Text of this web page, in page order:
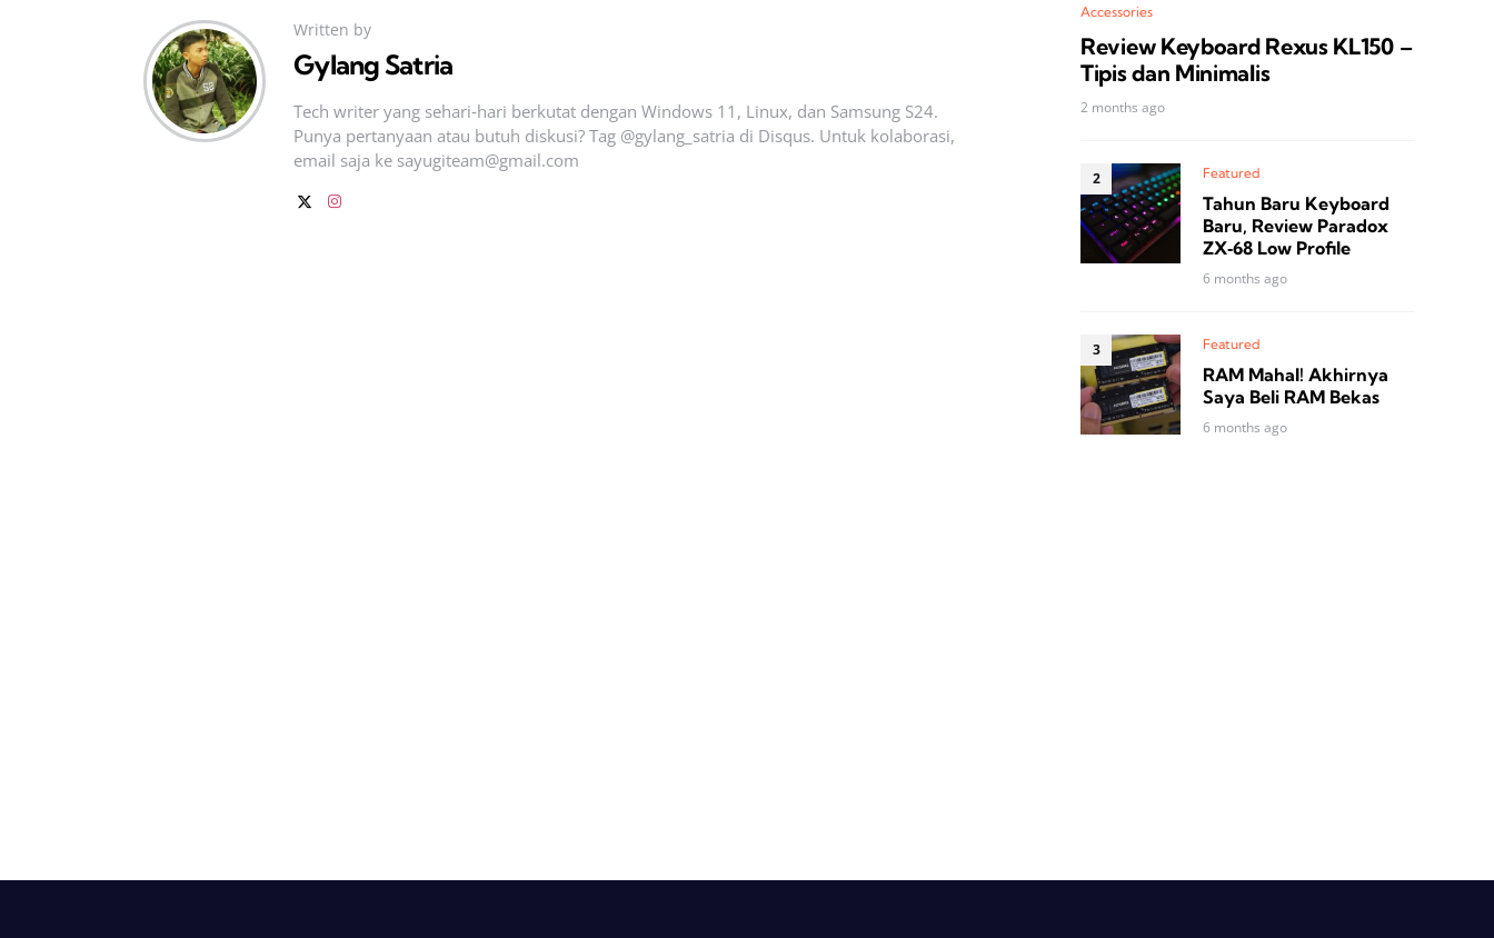
Written by
Gylang Satria
Tech writer yang sehari‑hari berkutat dengan Windows 11, Linux, dan Samsung S24.
Punya pertanyaan atau butuh diskusi? Tag @gylang_satria di Disqus. Untuk kolaborasi,
email saja ke sayugiteam@gmail.com
Accessories
Review Keyboard Rexus KL150 –
Tipis dan Minimalis
2 months ago
Featured
Tahun Baru Keyboard
Baru, Review Paradox
ZX‑68 Low Profile
6 months ago
Featured
RAM Mahal! Akhirnya
Saya Beli RAM Bekas
6 months ago